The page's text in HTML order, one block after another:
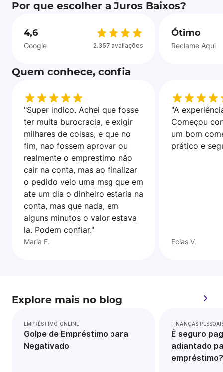
Por que escolher a Juros Baixos?
4,6
Google 2.357 avaliações
Ótimo
Reclame Aqui
Quem conhece, confia
"Super indico. Achei que fosse
ter muita burocracia, e exigir
milhares de coisas, e que no
fim, nao fossem aprovar ou
realmente o emprestimo não
cair na conta, mas ao finalizar
o pedido veio uma msg que em
ate um dia o dinheiro estaria na
conta, mas que nada, em
alguns minutos o valor estava
la. Podem confiar."
Maria F.
"A
Começou
um bom
prático e
Ecias V.
Explore mais no blog
EMPRÉSTIMO ONLINE
Golpe de Empréstimo para
Negativado
FINANÇAS
É seguro
adiantado
empréstimo?